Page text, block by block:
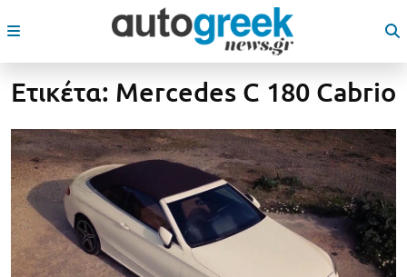
Ετικέτα: Mercedes C 180 Cabrio